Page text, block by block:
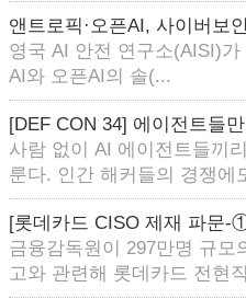
앤트로픽·오픈AI, 사이버보
영국 AI 안전 연구소(AISI)
AI와 오픈AI의 솔(...
[DEF CON 34] 에이전트들
사람 없이 AI 에이전트들끼
룬다. 인간 해커들의 경쟁에
[롯데카드 CISO 제재 파문-
금융감독원이 297만명 규
고와 관련해 롯데카드 전현